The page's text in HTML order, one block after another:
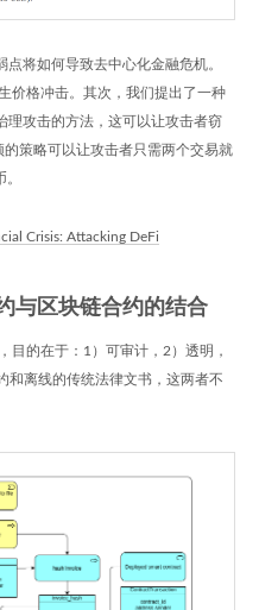
将如何导致去中心化金融危机。
价格冲击。其次，我们提出了一种
理攻击的方法，这可以让攻击者窃
策略可以让攻击者只需两个交易就
Crisis: Attacking DeFi
与区块链合约的结合
目的在于：1）可审计，2）透明，
和离线的传统法律文书，这两者不